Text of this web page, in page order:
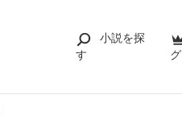
小説を探
す
グ